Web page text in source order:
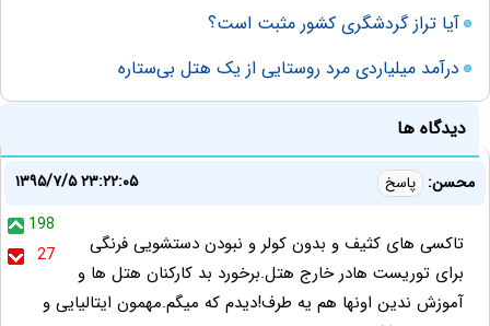
آیا تراز گردشگری کشور مثبت است؟
درآمد میلیاردی مرد روستایی از یک هتل بی‌ستاره
دیدگاه ها
محسن: پاسخ
۱۳۹۵/۷/۵ ۲۳:۲۲:۰۵
198
27
تاکسی های کثیف و بدون کولر و نبودن دستشویی فرنگی
برای توریست هادر خارج هتل.برخورد بد کارکنان هتل ها و
آموزش ندین اونها هم یه طرف!دیدم که میگم.مهمون ایتالیایی و